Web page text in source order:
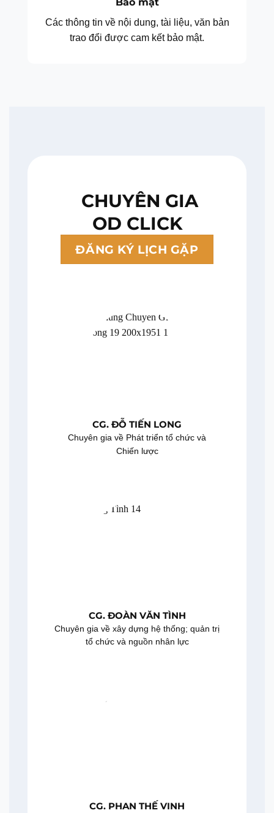
Các thông tin về nội dung, tài liệu, văn bản
trao đổi được cam kết bảo mật.
CHUYÊN GIA
OD CLICK
ĐĂNG KÝ LỊCH GẶP
CG. ĐỖ TIẾN LONG
Chuyên gia về Phát triển tổ chức và
Chiến lược
CG. ĐOÀN VĂN TÌNH
Chuyên gia về xây dựng hệ thống; quản trị
tổ chức và nguồn nhân lực
CG. PHAN THẾ VINH